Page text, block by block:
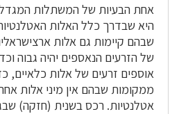
אחת הבעיות של המשתלות
היא שבדרך כלל האלות
שבהם קיימות גם אלות
של הזרעים הנאספים יהיה גבוה
אוספים זרעים של אלות כלאיים,
ממקומות שבהם אין מיני אלות
אטלנטיות. רכס בשנית (חזקה)